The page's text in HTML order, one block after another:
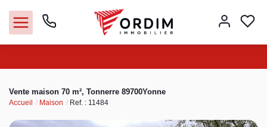
Acheter
Vente maison 70 m², Tonnerre 89700Yonne
Accueil Maison Ref. : 11484